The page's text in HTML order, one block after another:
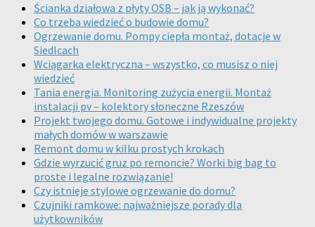
Ścianka działowa z płyty OSB – jak ją wykonać?
Co trzeba wiedzieć o budowie domu?
Ogrzewanie domu. Pompy ciepła montaż, dotacje w
Siedlcach
Wciągarka elektryczna – wszystko, co musisz o niej
wiedzieć
Tania energia. Monitoring zużycia energii. Montaż
instalacji pv – kolektory słoneczne Rzeszów
Projekt twojego domu. Gotowe i indywidualne projekty
małych domów w warszawie
Remont domu w kilku prostych krokach
Gdzie wyrzucić gruz po remoncie? Worki big bag to
proste i legalne rozwiązanie!
Czy istnieje stylowe ogrzewanie do domu?
Czujniki ramkowe: najważniejsze porady dla
użytkowników